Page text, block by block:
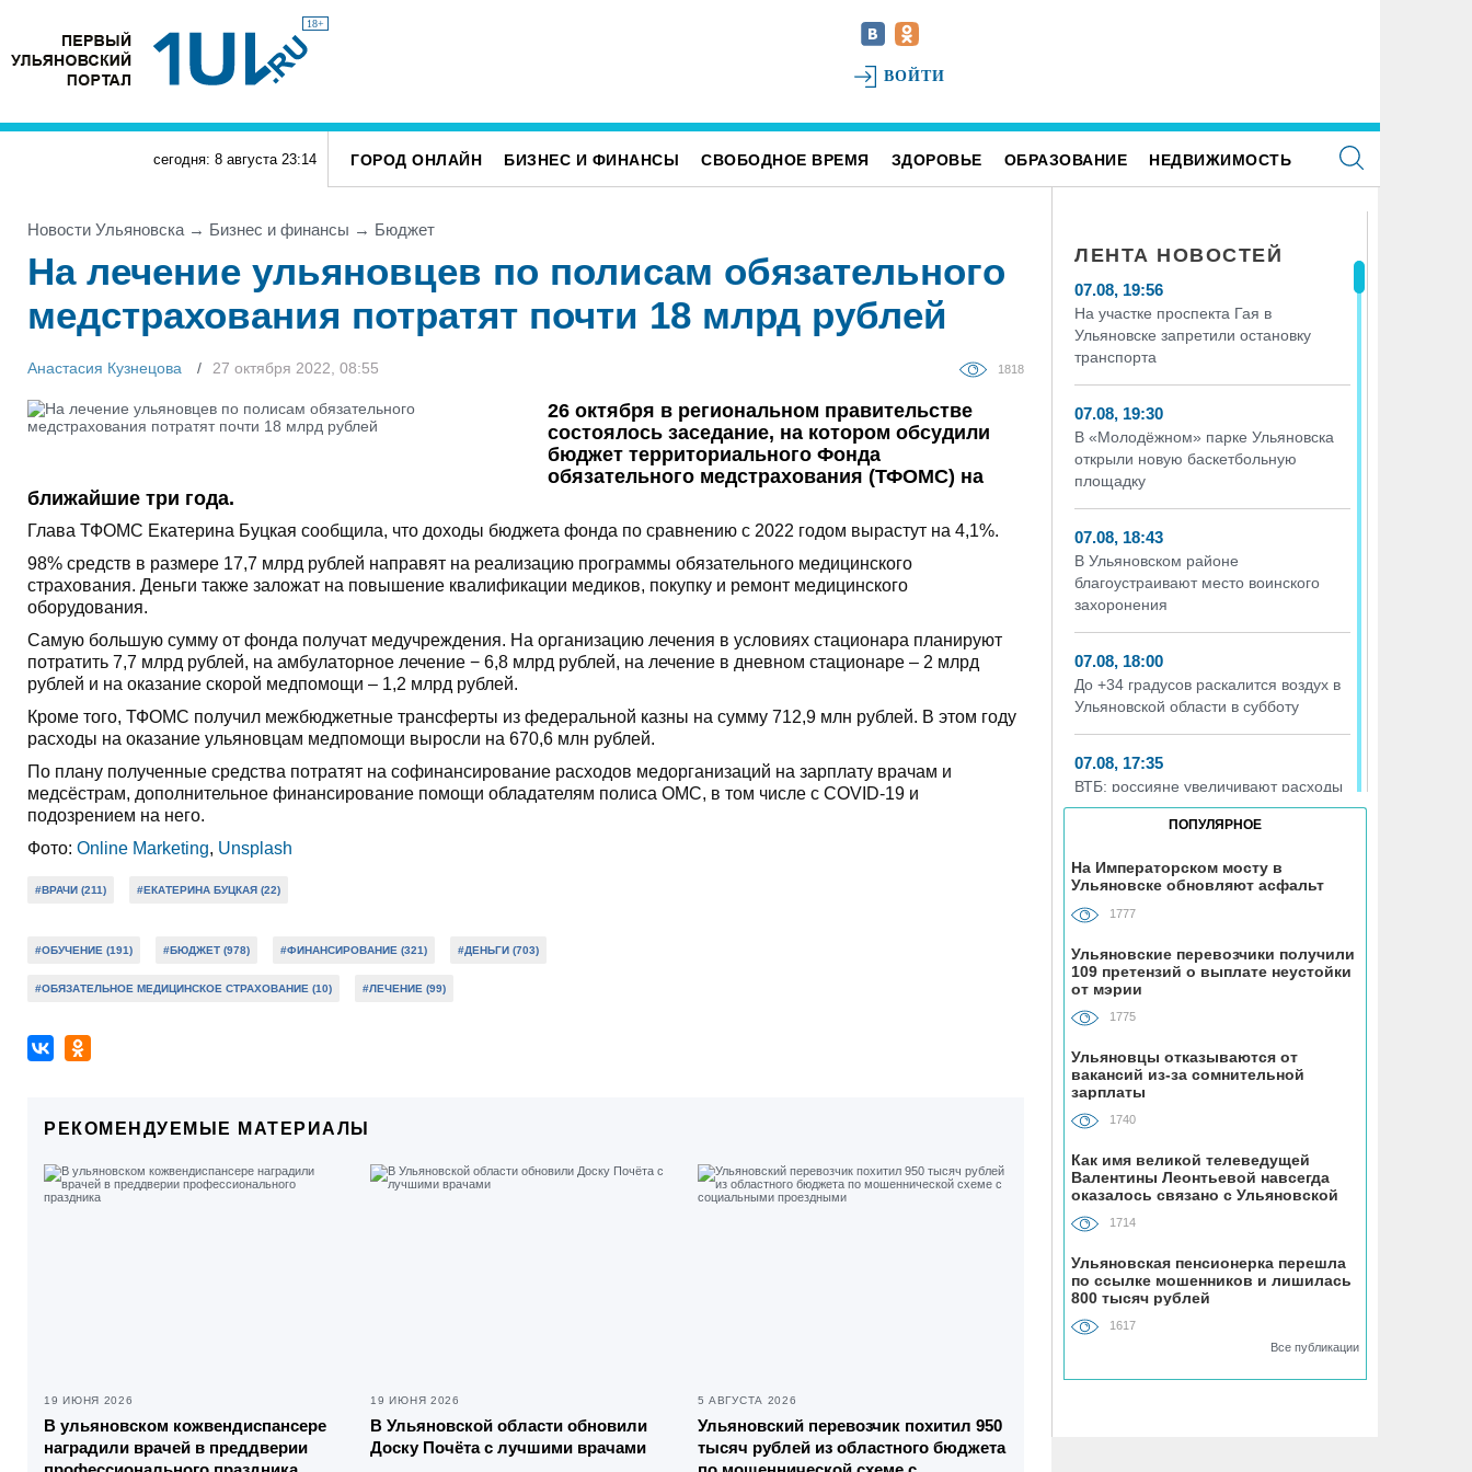
18+
ВОЙТИ
сегодня: 8 августа 23:14 ГОРОД ОНЛАЙН БИЗНЕС И ФИНАНСЫ СВОБОДНОЕ ВРЕМЯ ЗДОРОВЬЕ ОБРАЗОВАНИЕ НЕДВИЖИМОСТЬ
Новости Ульяновска → Бизнес и финансы → Бюджет
На лечение ульяновцев по полисам обязательного
медстрахования потратят почти 18 млрд рублей
Анастасия Кузнецова 27 октября 2022, 08:55 1818
26 октября в региональном правительстве
состоялось заседание, на котором обсудили
бюджет территориального Фонда
обязательного медстрахования (ТФОМС) на
ближайшие три года.
Глава ТФОМС Екатерина Буцкая сообщила, что доходы бюджета фонда по сравнению с 2022 годом вырастут на 4,1%.
98% средств в размере 17,7 млрд рублей направят на реализацию программы обязательного медицинского
страхования. Деньги также заложат на повышение квалификации медиков, покупку и ремонт медицинского
оборудования.
Самую большую сумму от фонда получат медучреждения. На организацию лечения в условиях стационара планируют
потратить 7,7 млрд рублей, на амбулаторное лечение − 6,8 млрд рублей, на лечение в дневном стационаре – 2 млрд
рублей и на оказание скорой медпомощи – 1,2 млрд рублей.
Кроме того, ТФОМС получил межбюджетные трансферты из федеральной казны на сумму 712,9 млн рублей. В этом году
расходы на оказание ульяновцам медпомощи выросли на 670,6 млн рублей.
По плану полученные средства потратят на софинансирование расходов медорганизаций на зарплату врачам и
медсёстрам, дополнительное финансирование помощи обладателям полиса ОМС, в том числе с COVID-19 и
подозрением на него.
Фото: Online Marketing, Unsplash
#ВРАЧИ (211) #ЕКАТЕРИНА БУЦКАЯ (22)
#ОБУЧЕНИЕ (191) #БЮДЖЕТ (978) #ФИНАНСИРОВАНИЕ (321) #ДЕНЬГИ (703)
#ОБЯЗАТЕЛЬНОЕ МЕДИЦИНСКОЕ СТРАХОВАНИЕ (10) #ЛЕЧЕНИЕ (99)
РЕКОМЕНДУЕМЫЕ МАТЕРИАЛЫ
19 ИЮНЯ 2026
В ульяновском кожвендиспансере
наградили врачей в преддверии
19 ИЮНЯ 2026
В Ульяновской области обновили
Доску Почёта с лучшими врачами
5 АВГУСТА 2026
Ульяновский перевозчик похитил 950
тысяч рублей из областного бюджета
ЛЕНТА НОВОСТЕЙ
07.08, 19:56
На участке проспекта Гая в
Ульяновске запретили остановку
транспорта
07.08, 19:30
В «Молодёжном» парке Ульяновска
открыли новую баскетбольную
площадку
07.08, 18:43
В Ульяновском районе
благоустраивают место воинского
захоронения
07.08, 18:00
До +34 градусов раскалится воздух в
Ульяновской области в субботу
07.08, 17:35
ВТБ: россияне увеличивают расходы
на спорт и здоровый образ жизни
07.08, 17:35
В Чердаклинском районе в ДТП
попал 14-летний подросток
07.08, 17:00
«Ульяновскэнерго» передали под
управление нового лидера из
07.08, 16:25
Ульяновец отдал мошенникам почти
машину из Европы
07.08, 16:00
УАЗ сделает гламурный внедорожник
для ведущей Первого канала
07.08, 15:25
На Центральном пляже Ульяновска
бассейну
ПОПУЛЯРНОЕ
На Императорском мосту в
Ульяновске обновляют асфальт
1777
Ульяновские перевозчики получили
109 претензий о выплате неустойки
от мэрии
1775
Ульяновцы отказываются от
вакансий из-за сомнительной
зарплаты
1740
Как имя великой телеведущей
Валентины Леонтьевой навсегда
оказалось связано с Ульяновской
областью
1714
Ульяновская пенсионерка перешла
по ссылке мошенников и лишилась
800 тысяч рублей
1617
Все публикации